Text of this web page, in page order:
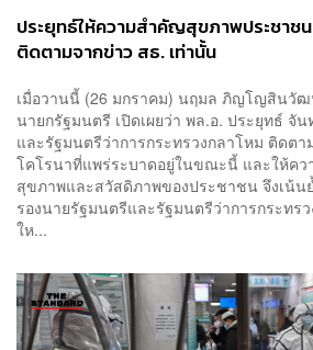
ประยุทธ์ให้ความสำคัญสุขภาพประชาช
ติดตามจากข่าว สธ. เท่านั้น
เมื่อวานนี้ (26 มกราคม) นฤมล ภิญโญสินวั
นายกรัฐมนตรี เปิดเผยว่า พล.อ. ประยุทธ์ จั
และรัฐมนตรีว่าการกระทรวงกลาโหม ติดต
โคโรนาที่แพร่ระบาดอยู่ในขณะนี้ และให้คว
สุขภาพและสวัสดิภาพของประชาชน จึงเน้
รองนายรัฐมนตรีและรัฐมนตรีว่าการกระท
ให...